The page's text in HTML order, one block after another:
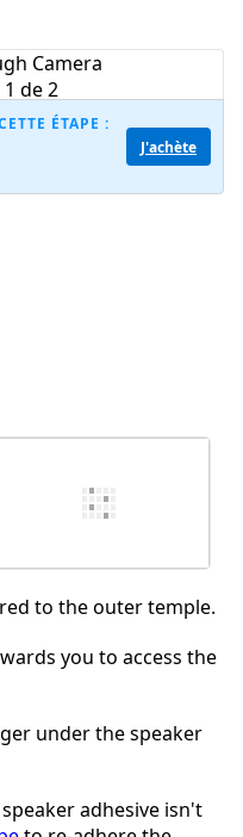
ÉTAPE :
J'achète
to the outer temple.
you to access the
under the speaker
adhesive isn't